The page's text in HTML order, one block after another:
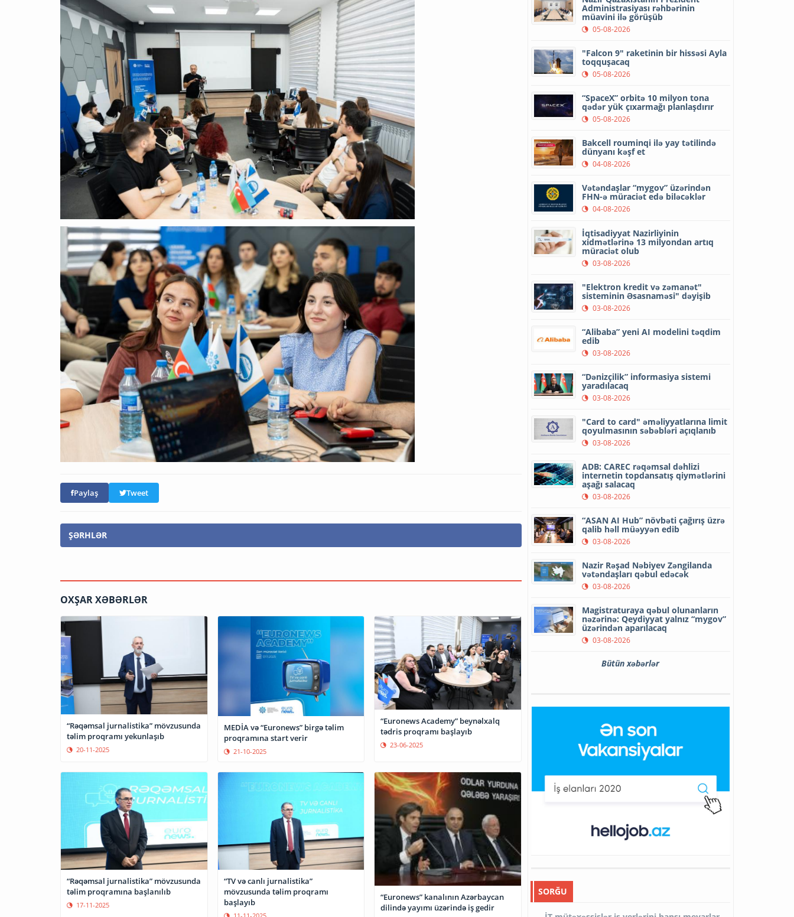
Paylaş Tweet
ŞƏRHLƏR
OXŞAR XƏBƏRLƏR
“Rəqəmsal jurnalistika” mövzusunda
təlim proqramı yekunlaşıb
20-11-2025
MEDİA və “Euronews” birgə təlim
proqramına start verir
21-10-2025
“Euronews Academy” beynəlxalq
tədris proqramı başlayıb
23-06-2025
“Rəqəmsal jurnalistika” mövzusunda
təlim proqramına başlanılıb
17-11-2025
“TV və canlı jurnalistika”
mövzusunda təlim proqramı
başlayıb
“Euronews” kanalının Azərbaycan
dilində yayımı üzərində iş gedir
Administrasiyası rəhbərinin
müavini ilə görüşüb
05-08-2026
"Falcon 9" raketinin bir hissəsi Ayla
toqquşacaq
05-08-2026
“SpaceX” orbitə 10 milyon tona
qədər yük çıxarmağı planlaşdırır
05-08-2026
Bakcell rouminqi ilə yay tətilində
dünyanı kəşf et
04-08-2026
Vətəndaşlar “mygov” üzərindən
FHN-ə müraciət edə biləcəklər
04-08-2026
İqtisadiyyat Nazirliyinin
xidmətlərinə 13 milyondan artıq
müraciət olub
03-08-2026
"Elektron kredit və zəmanət"
sisteminin Əsasnaməsi" dəyişib
03-08-2026
“Alibaba” yeni AI modelini təqdim
edib
03-08-2026
“Dənizçilik” informasiya sistemi
yaradılacaq
03-08-2026
"Card to card" əməliyyatlarına limit
qoyulmasının səbəbləri açıqlanıb
03-08-2026
ADB: CAREC rəqəmsal dəhlizi
internetin topdansatış qiymətlərini
aşağı salacaq
03-08-2026
“ASAN AI Hub” növbəti çağırış üzrə
qalib həll müəyyən edib
03-08-2026
Nazir Rəşad Nəbiyev Zəngilanda
vətəndaşları qəbul edəcək
03-08-2026
Magistraturaya qəbul olunanların
nəzərinə: Qeydiyyat yalnız “mygov”
üzərindən aparılacaq
03-08-2026
Bütün xəbərlər
SORĞU